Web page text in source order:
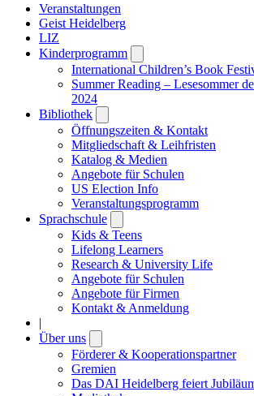
Veranstaltungen
Geist Heidelberg
LIZ
Kinderprogramm
submenu
International Children’s Book
Summer Reading – Lesesommer
2024
Bibliothek
submenu
Öffnungszeiten & Kontakt
Mitgliedschaft & Leihfristen
Katalog & Medien
Angebote für Schulen
US Election Info
Veranstaltungsprogramm
Sprachschule
submenu
Kids & Teens
Lifelong Learners
Research & University Life
Angebote für Schulen
Angebote für Firmen
Kontakt & Anmeldung
|
Über uns
submenu
Förderer & Kooperationspartner
Gremien
Das DAI Heidelberg feiert